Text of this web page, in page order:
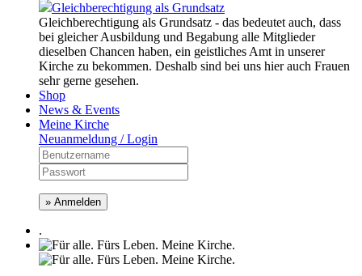
Gleichberechtigung als Grundsatz
Gleichberechtigung als Grundsatz - das bedeutet auch, dass
bei gleicher Ausbildung und Begabung alle Mitglieder
dieselben Chancen haben, ein geistliches Amt in unserer
Kirche zu bekommen. Deshalb sind bei uns hier auch Frauen
sehr gerne gesehen.
Shop
News & Events
Meine Kirche
Neuanmeldung / Login
» Anmelden
.